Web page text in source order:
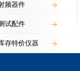
频器件
试配件
存特价仪器